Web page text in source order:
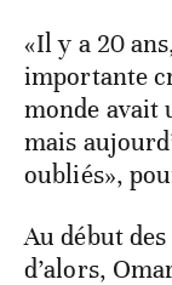
«Il y a 20
importante
monde avait
mais
oubliés»,
Au début
d’alors,